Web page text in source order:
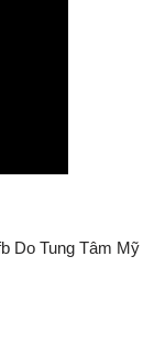
Do Tung Tâm Mỹ